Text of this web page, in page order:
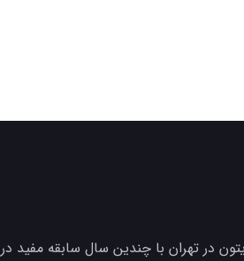
در تهران با چندین سال سابقه مفید در